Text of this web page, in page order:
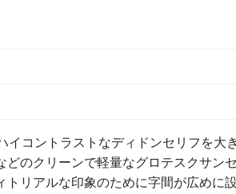
コントラストなディドンセリフを大
のクリーンで軽量なグロテスクサン
リアルな印象のために字間が広めに